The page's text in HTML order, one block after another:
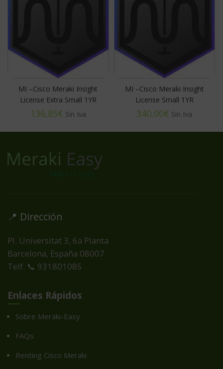
MI –Cisco Meraki Insight
License Extra Small 1YR
€
MI –Cisco Meraki Insight
License Small 1YR
€
📍 Dirección
Pl. Universitat 3, 6a Planta
Barcelona, España 08007
Telf. 📞 931801085
Enlaces Rápidos
Sobre Meraki-Easy
FAQs
Renting Cisco Meraki